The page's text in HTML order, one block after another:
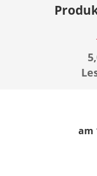
am